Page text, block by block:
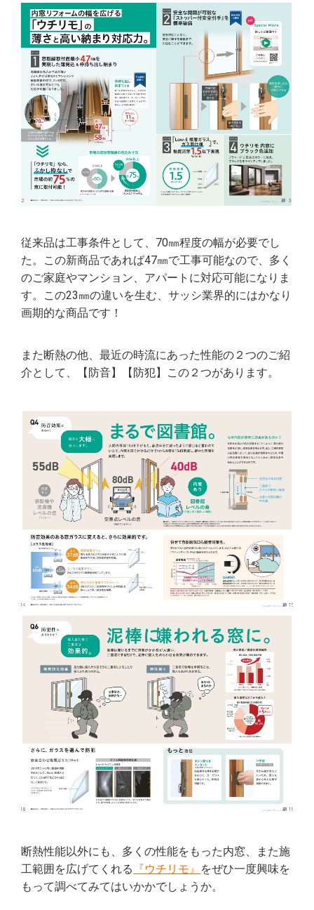
従来品は工事条件として、70㎜程度の幅が必要でし
た。この新商品であれば47㎜で工事可能なので、多く
のご家庭やマンション、アパートに対応可能になりま
す。この23㎜の違いを生む、サッシ業界的にはかなり
画期的な商品です！
また断熱の他、最近の時流にあった性能の２つのご紹
介として、【防音】【防犯】この２つがあります。
断熱性能以外にも、多くの性能をもった内窓、また施
工範囲を広げてくれる 『ウチリモ』 をぜひ一度興味を
もって調べてみてはいかかでしょうか。